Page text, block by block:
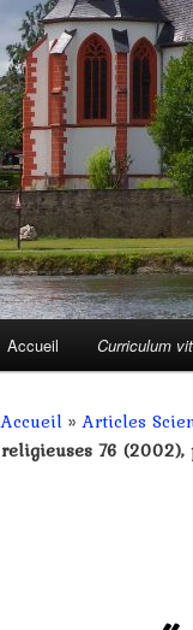
Aller
contenu
Accueil Curriculum
Accueil »Articles
religieuses 76 (2002),